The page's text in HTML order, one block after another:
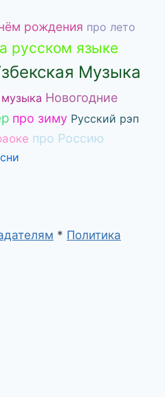
рождения про лето
русском языке
Музыка
Новогодние
про зиму Русский рэп
про Россию
* Политика